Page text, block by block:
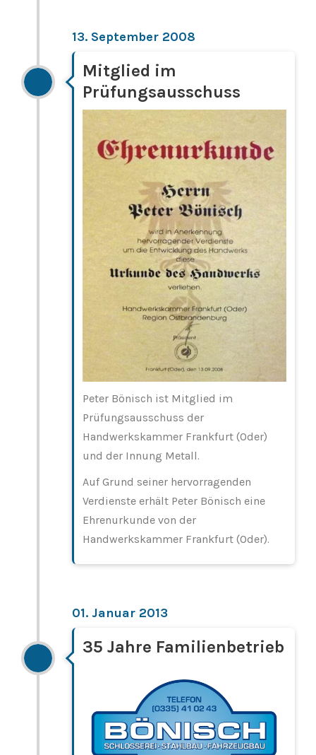
13. September 2008
Mitglied im
Prüfungsausschuss
Peter Bönisch ist Mitglied im
Prüfungsausschuss der
Handwerkskammer Frankfurt (Oder)
und der Innung Metall.
Auf Grund seiner hervorragenden
Verdienste erhält Peter Bönisch eine
Ehrenurkunde von der
Handwerkskammer Frankfurt (Oder).
01. Januar 2013
35 Jahre Familienbetrieb